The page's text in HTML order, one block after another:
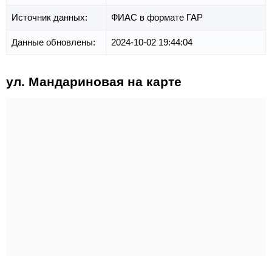
Источник данных: ФИАС в формате ГАР
Данные обновлены: 2024-10-02 19:44:04
ул. Мандариновая на карте